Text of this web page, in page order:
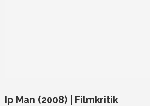
Ip Man (2008) | Filmkritik